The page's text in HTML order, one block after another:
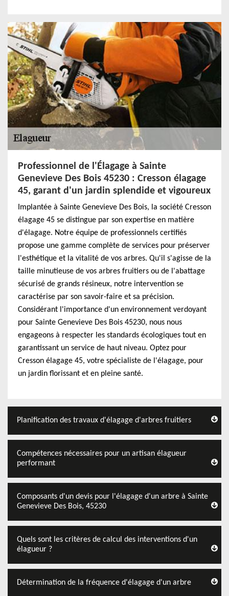
Professionnel de l'Élagage à Sainte
Genevieve Des Bois 45230 : Cresson élagage
45, garant d'un jardin splendide et vigoureux
Implantée à Sainte Genevieve Des Bois, la société Cresson
élagage 45 se distingue par son expertise en matière
d'élagage. Notre équipe de professionnels certifiés
propose une gamme complète de services pour préserver
l'esthétique et la vitalité de vos arbres. Qu'il s'agisse de la
taille minutieuse de vos arbres fruitiers ou de l'abattage
sécurisé de grands résineux, notre intervention se
caractérise par son savoir-faire et sa précision.
Considérant l'importance d'un environnement verdoyant
pour Sainte Genevieve Des Bois 45230, nous nous
engageons à respecter les standards écologiques tout en
garantissant un service de haut niveau. Optez pour
Cresson élagage 45, votre spécialiste de l'élagage, pour
un jardin florissant et en pleine santé.
Planification des travaux d'élagage d'arbres fruitiers
Compétences nécessaires pour un artisan élagueur
performant
Composants d'un devis pour l'élagage d'un arbre à Sainte
Genevieve Des Bois, 45230
Quels sont les critères de calcul des interventions d'un
élagueur ?
Détermination de la fréquence d'élagage d'un arbre